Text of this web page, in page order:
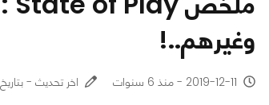
وغيرهم..!
2019-12-11 - منذ 6 سنوات اخر تحديث - بتاريخ 2022-02-08